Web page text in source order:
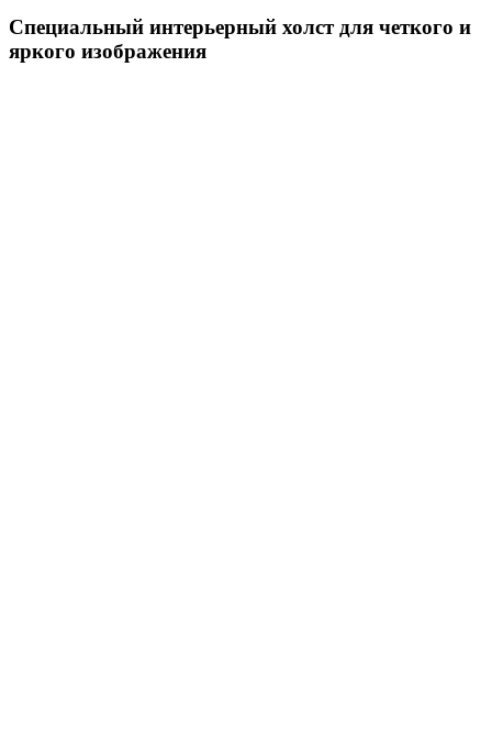
Специальный интерьерный холст для четкого и
яркого изображения